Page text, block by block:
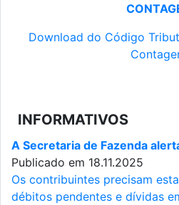
Download do Código
INFORMATIVOS
A Secretaria de Fazenda
Publicado em 18.11.2025
Os contribuintes precisam
débitos pendentes e dívidas